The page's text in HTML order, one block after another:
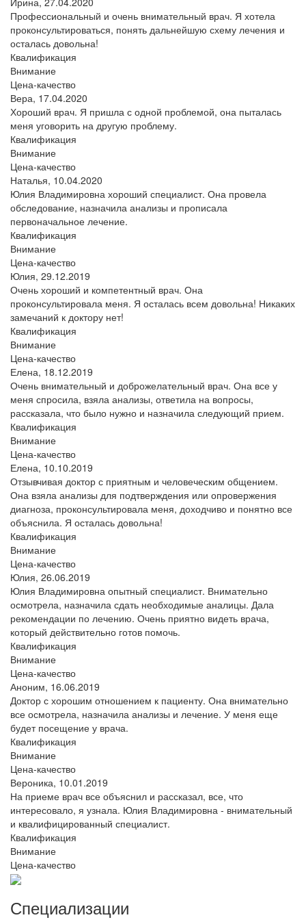
Профессиональный и очень внимательный врач. Я хотела
проконсультироваться, понять дальнейшую схему лечения и
осталась довольна!
Квалификация
Внимание
Цена-качество
Вера, 17.04.2020
Хороший врач. Я пришла с одной проблемой, она пыталась
меня уговорить на другую проблему.
Квалификация
Внимание
Цена-качество
Наталья, 10.04.2020
Юлия Владимировна хороший специалист. Она провела
обследование, назначила анализы и прописала
первоначальное лечение.
Квалификация
Внимание
Цена-качество
Юлия, 29.12.2019
Очень хороший и компетентный врач. Она
проконсультировала меня. Я осталась всем довольна! Никаких
замечаний к доктору нет!
Квалификация
Внимание
Цена-качество
Елена, 18.12.2019
Очень внимательный и доброжелательный врач. Она все у
меня спросила, взяла анализы, ответила на вопросы,
рассказала, что было нужно и назначила следующий прием.
Квалификация
Внимание
Цена-качество
Елена, 10.10.2019
Отзывчивая доктор с приятным и человеческим общением.
Она взяла анализы для подтверждения или опровержения
диагноза, проконсультировала меня, доходчиво и понятно все
объяснила. Я осталась довольна!
Квалификация
Внимание
Цена-качество
Юлия, 26.06.2019
Юлия Владимировна опытный специалист. Внимательно
осмотрела, назначила сдать необходимые аналицы. Дала
рекомендации по лечению. Очень приятно видеть врача,
который действительно готов помочь.
Квалификация
Внимание
Цена-качество
Аноним, 16.06.2019
Доктор с хорошим отношением к пациенту. Она внимательно
все осмотрела, назначила анализы и лечение. У меня еще
будет посещение у врача.
Квалификация
Внимание
Цена-качество
Вероника, 10.01.2019
На приеме врач все объяснил и рассказал, все, что
интересовало, я узнала. Юлия Владимировна - внимательный
и квалифицированный специалист.
Квалификация
Внимание
Цена-качество
Специализации